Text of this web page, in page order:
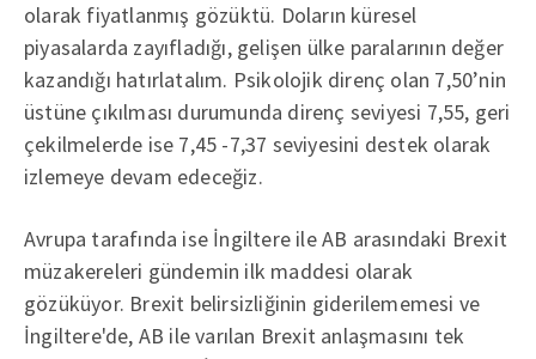
olarak fiyatlanmış gözüktü. Doların küresel
piyasalarda zayıfladığı, gelişen ülke paralarının değer
kazandığı hatırlatalım. Psikolojik direnç olan 7,50’nin
üstüne çıkılması durumunda direnç seviyesi 7,55, geri
çekilmelerde ise 7,45 -7,37 seviyesini destek olarak
izlemeye devam edeceğiz.
Avrupa tarafında ise İngiltere ile AB arasındaki Brexit
müzakereleri gündemin ilk maddesi olarak
gözüküyor. Brexit belirsizliğinin giderilememesi ve
İngiltere'de, AB ile varılan Brexit anlaşmasını tek